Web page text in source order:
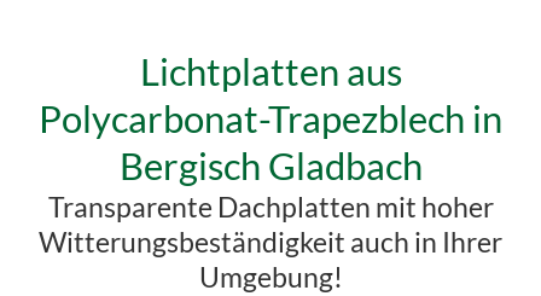
Lichtplatten aus
Polycarbonat-Trapezblech in
Bergisch Gladbach
Transparente Dachplatten mit hoher
Witterungsbeständigkeit auch in Ihrer
Umgebung!